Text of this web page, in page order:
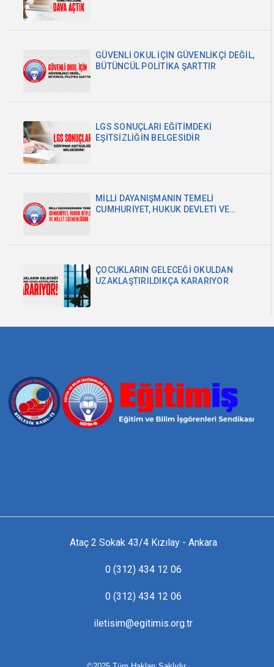
GÜVENLİ OKUL İÇİN GÜVENLİKÇİ DEĞİL,
BÜTÜNCÜL POLİTİKA ŞARTTIR
LGS SONUÇLARI EĞİTİMDEKİ
EŞİTSİZLİĞİN BELGESİDİR
MİLLİ DAYANIŞMANIN TEMELİ
CUMHURİYET, HUKUK DEVLETİ VE
ÇOCUKLARIN GELECEĞİ OKULDAN
UZAKLAŞTIRILDIKÇA KARARIYOR
Ataç 2 Sokak 43/4 Kızılay - Ankara
0 (312) 434 12 06
0 (312) 434 12 06
iletisim@egitimis.org.tr